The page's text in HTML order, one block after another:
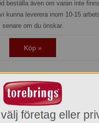
beställa även om varan inte
kunna leverera inom 10-15
senare om du önskar.
Köp »
företag eller